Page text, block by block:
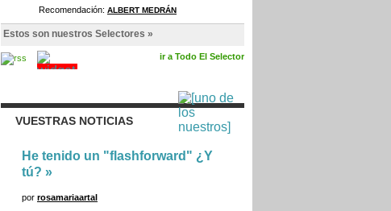
Recomendación: ALBERT MEDRÁN
Estos son nuestros Selectores »
ir a Todo El Selector
VUESTRAS NOTICIAS
He tenido un "flashforward" ¿Y
tú? »
por rosamariaartal